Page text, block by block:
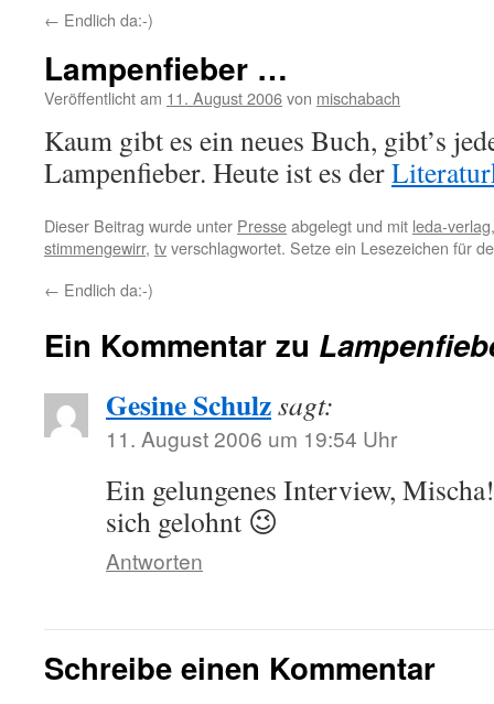
← Endlich da:-)
Lampenfieber …
Veröffentlicht am 11. August 2006von mischabach
Kaum gibt es ein neues Buch, gibt’s
Lampenfieber. Heute ist es der
Dieser Beitrag wurde unter Presseabgelegt und mit leda-verlag
stimmengewirr, tvverschlagwortet. Setze ein Lesezeichen für
← Endlich da:-)
Ein Kommentar zu
Gesine Schulzsagt:
11. August 2006 um 19:54 Uhr
Ein gelungenes Interview,
sich gelohnt 😉
Antworten
Schreibe einen Kommentar